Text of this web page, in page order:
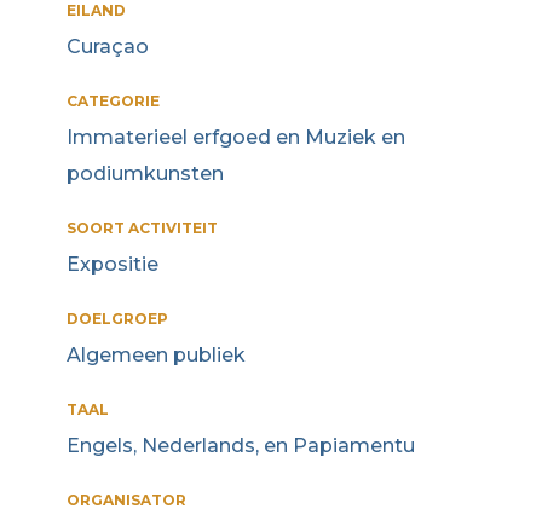
EILAND
Curaçao
CATEGORIE
Immaterieel erfgoed en Muziek en
podiumkunsten
SOORT ACTIVITEIT
Expositie
DOELGROEP
Algemeen publiek
TAAL
Engels, Nederlands, en Papiamentu
ORGANISATOR